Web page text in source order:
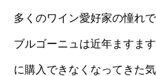
多くのワイン愛好家の憧れ
ブルゴーニュは近年ますま
に購入できなくなってきた